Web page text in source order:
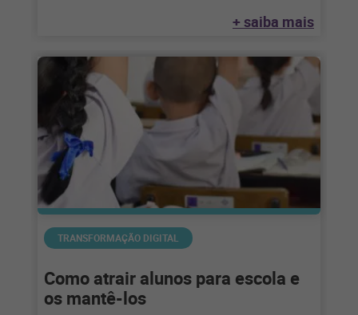
+ saiba mais
TRANSFORMAÇÃO DIGITAL
Como atrair alunos para escola e
os mantê-los